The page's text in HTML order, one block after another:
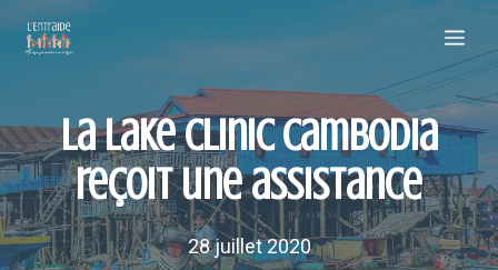
La Lake Clinic Cambodia
reçoit une assistance
28 juillet 2020